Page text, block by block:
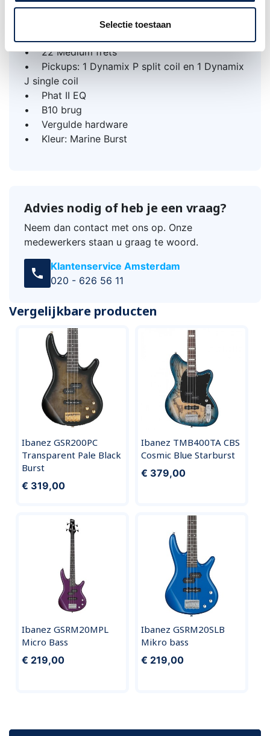
Selectie toestaan
• Halsprofiel: GSR4
• Scale: 864 mm (34")
• 22 Medium frets
• Pickups: 1 Dynamix P split coil en 1 Dynamix
J single coil
• Phat II EQ
• B10 brug
• Vergulde hardware
• Kleur: Marine Burst
Advies nodig of heb je een vraag?
Neem dan contact met ons op. Onze
medewerkers staan u graag te woord.
call
Klantenservice Amsterdam
020 - 626 56 11
Vergelijkbare producten
Ibanez GSR200PC
Transparent Pale Black
Burst
€ 319,00
Ibanez TMB400TA CBS
Cosmic Blue Starburst
€ 379,00
Ibanez GSRM20MPL
Micro Bass
€ 219,00
Ibanez GSRM20SLB
Mikro bass
€ 219,00